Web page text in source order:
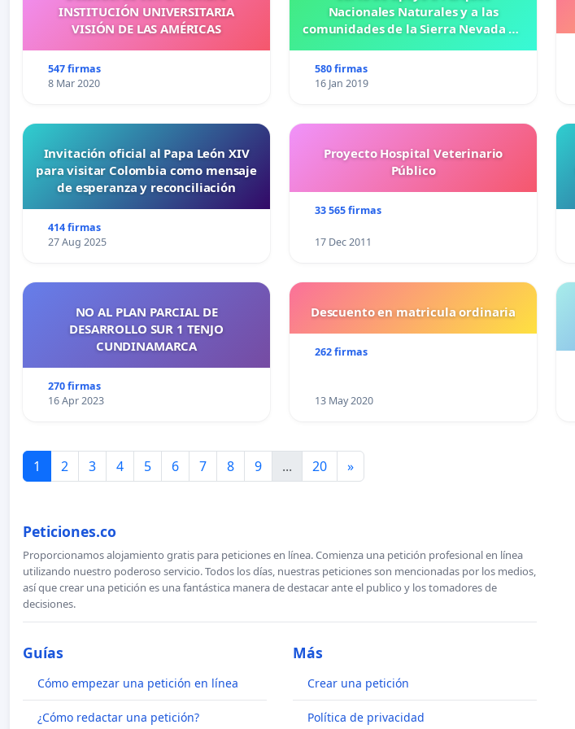
gineco-obstetra tanto en la consulta pública como privada que establezca los
derechos de las usuarias, así como mecanismos para prevenir, atender,
personal de salud.
Manuel Arias Briceño, esperando que se haga justicia ante este y otros
casos de mujeres víctimas de violencia sexual en el marco de una atención terapéutica.s
Si eres víctima
de una situación parecida o deseas obtener más información puedes escribir al
email:vidalibredeviolenciavzla@gmail.com
INSTITUCIÓN UNIVERSITARIA
VISIÓN DE LAS AMÉRICAS
547 firmas
8 Mar 2020
Nacionales Naturales y a las
comunidades de la Sierra Nevada de
580 firmas
16 Jan 2019
Invitación oficial al Papa León XIV
para visitar Colombia como mensaje
de esperanza y reconciliación
414 firmas
27 Aug 2025
Proyecto Hospital Veterinario
Público
33 565 firmas
17 Dec 2011
NO AL PLAN PARCIAL DE
DESARROLLO SUR 1 TENJO
CUNDINAMARCA
270 firmas
16 Apr 2023
Descuento en matricula ordinaria
262 firmas
13 May 2020
1 2 3 4 5 6 7 8 9 ... 20 »
Peticiones.co
Proporcionamos alojamiento gratis para peticiones en línea. Comienza una petición profesional en línea
utilizando nuestro poderoso servicio. Todos los días, nuestras peticiones son mencionadas por los medios,
así que crear una petición es una fantástica manera de destacar ante el publico y los tomadores de
decisiones.
Guías
Cómo empezar una petición en línea
¿Cómo redactar una petición?
Más
Crear una petición
Política de privacidad